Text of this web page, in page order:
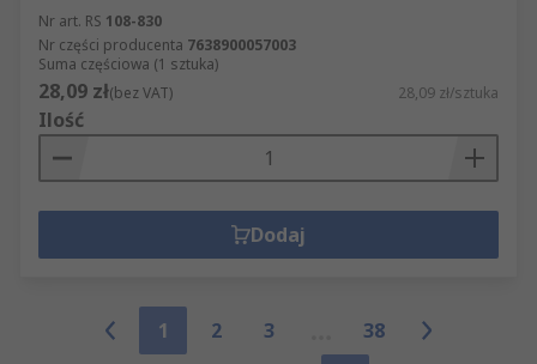
Nr art. RS 108-830
Nr części producenta 7638900057003
Suma częściowa (1 sztuka)
28,09 zł(bez VAT) 28,09 zł/sztuka
Ilość
Dodaj
1 2 3
38